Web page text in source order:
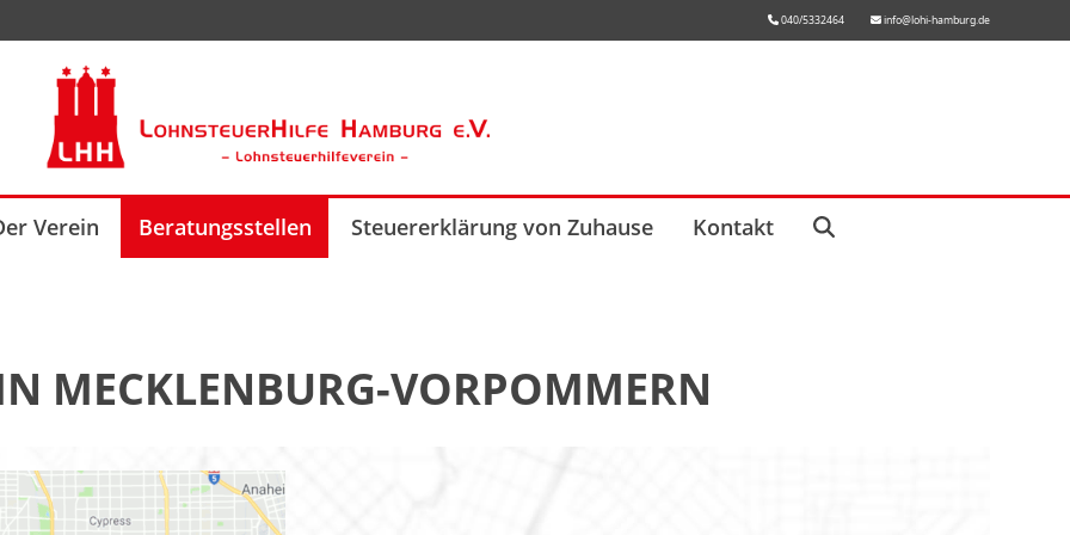
040/5332464 info@lohi-hamburg.de
Verein Beratungsstellen Steuererklärung von Zuhause Kontakt
MECKLENBURG-VORPOMMERN